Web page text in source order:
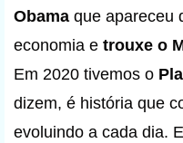
Obama que apareceu
economia e trouxe o
Em 2020 tivemos o
dizem, é história que
evoluindo a cada dia.